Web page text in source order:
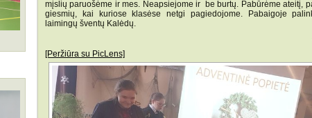
mįslių paruošėme ir mes. Neapsiejome ir be burtų. Pabūrėme ateitį,
giesmių, kai kuriose klasėse netgi pagiedojome. Pabaigoje
laimingų šventų Kalėdų.
[Peržiūra su PicLens]